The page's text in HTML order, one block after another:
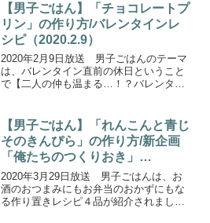
【男子ごはん】「チョコレートプ
リン」の作り方/バレンタインレ
シピ（2020.2.9）
2020年2月9日放送 男子ごはんのテーマ
は、バレンタイン直前の休日ということ
で【二人の仲も温まる…！？バレンタイ
♡バレンタインにもピッタリな「トマト
しょうゆ鍋＆リゾッ...
【男子ごはん】「れんこんと青じ
そのきんぴら」の作り方/新企画
「俺たちのつくりおき」
(2020.3.29)
2020年3月29日放送 男子ごはんは、お
酒のおつまみにもお弁当のおかずにもな
る作り置きレシピ４品が紹介されまし